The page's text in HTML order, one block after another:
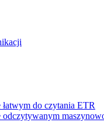
do czytania ETR
odczytywanym